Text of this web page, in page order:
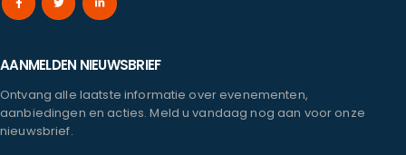
AANMELDEN NIEUWSBRIEF
Ontvang alle laatste informatie over evenementen,
aanbiedingen en acties. Meld u vandaag nog aan voor onze
nieuwsbrief.